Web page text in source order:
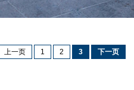
上一页 1 2 3 下一页